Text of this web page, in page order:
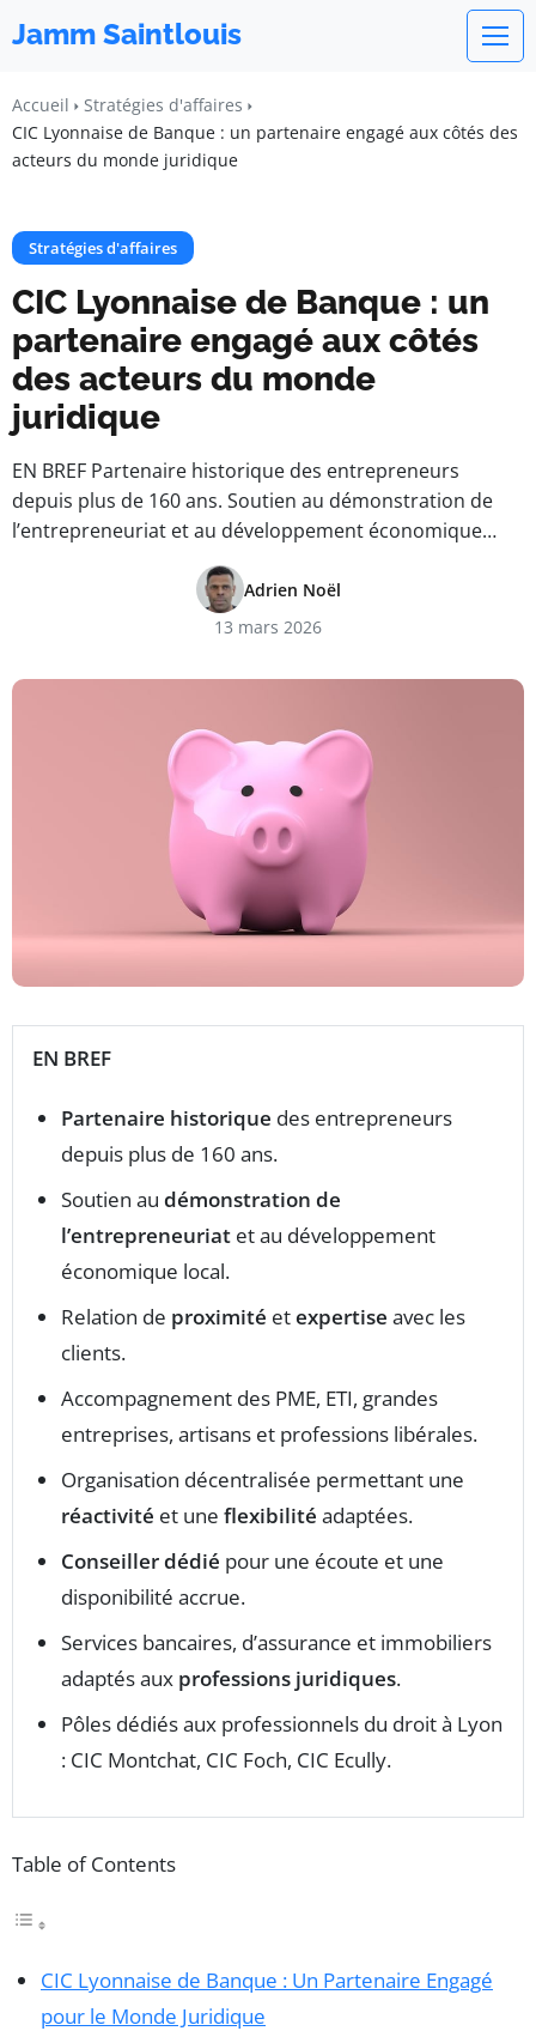
Jamm Saintlouis
Accueil
Stratégies d'affaires
CIC Lyonnaise de Banque : un partenaire engagé aux côtés des
acteurs du monde juridique
Stratégies d'affaires
CIC Lyonnaise de Banque : un
partenaire engagé aux côtés
des acteurs du monde
juridique
EN BREF Partenaire historique des entrepreneurs
depuis plus de 160 ans. Soutien au démonstration de
l’entrepreneuriat et au développement économique…
Adrien Noël
13 mars 2026
EN BREF
Partenaire historique des entrepreneurs
depuis plus de 160 ans.
Soutien au démonstration de
l’entrepreneuriat et au développement
économique local.
Relation de proximité etexpertise avec les
clients.
Accompagnement des PME, ETI, grandes
entreprises, artisans et professions libérales.
Organisation décentralisée permettant une
réactivité et une flexibilité adaptées.
Conseiller dédié pour une écoute et une
disponibilité accrue.
Services bancaires, d’assurance et immobiliers
adaptés aux professions juridiques.
Pôles dédiés aux professionnels du droit à Lyon
: CIC Montchat, CIC Foch, CIC Ecully.
Table of Contents
CIC Lyonnaise de Banque : Un Partenaire Engagé
pour le Monde Juridique